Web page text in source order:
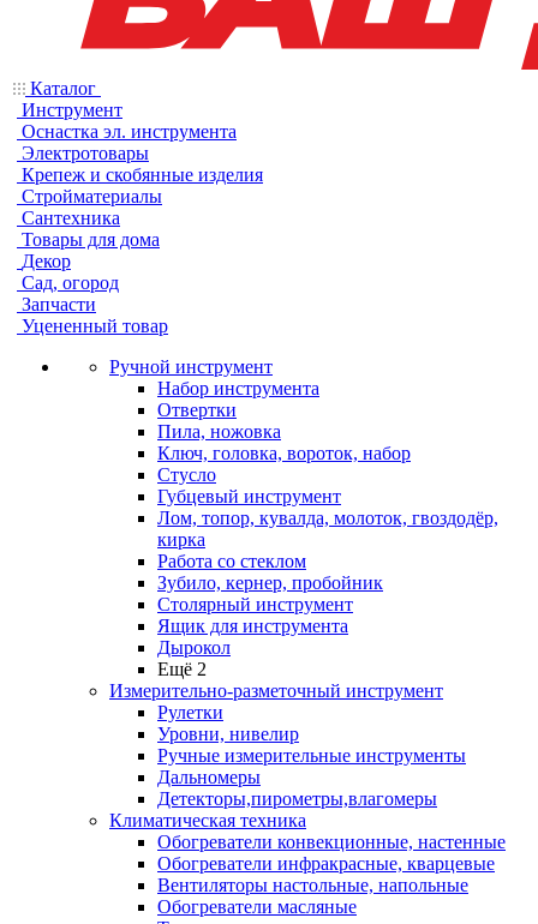
Каталог
Инструмент
Оснастка эл. инструмента
Электротовары
Крепеж и скобянные изделия
Стройматериалы
Сантехника
Товары для дома
Декор
Сад, огород
Запчасти
Уцененный товар
Ручной инструмент
Набор инструмента
Отвертки
Пила, ножовка
Ключ, головка, вороток, набор
Стусло
Губцевый инструмент
Лом, топор, кувалда, молоток, гвоздодёр,
кирка
Работа со стеклом
Зубило, кернер, пробойник
Столярный инструмент
Ящик для инструмента
Дырокол
Ещё 2
Измерительно-разметочный инструмент
Рулетки
Уровни, нивелир
Ручные измерительные инструменты
Дальномеры
Детекторы,пирометры,влагомеры
Климатическая техника
Обогреватели конвекционные, настенные
Обогреватели инфракрасные, кварцевые
Вентиляторы настольные, напольные
Обогреватели масляные